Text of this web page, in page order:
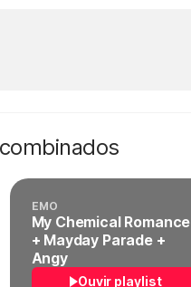
EMO
My Chemical Romance
+ Mayday Parade +
Angy
Ouvir playlist